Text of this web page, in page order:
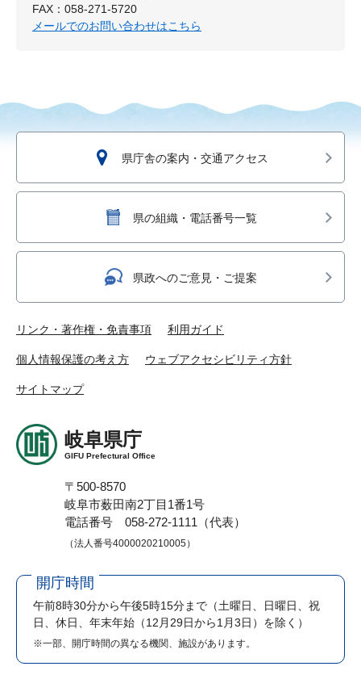
FAX：058-271-5720
メールでのお問い合わせはこちら
県庁舎の案内・交通アクセス
県の組織・電話番号一覧
県政へのご意見・ご提案
リンク・著作権・免責事項 利用ガイド
個人情報保護の考え方 ウェブアクセシビリティ方針
サイトマップ
岐阜県庁
GIFU Prefectural Office
〒500-8570
岐阜市薮田南2丁目1番1号
電話番号 058-272-1111（代表）
（法人番号4000020210005）
開庁時間
午前8時30分から午後5時15分まで （土曜日、日曜日、祝
日、休日、年末年始（12月29日から1月3日）を除く）
※一部、開庁時間の異なる機関、施設があります。